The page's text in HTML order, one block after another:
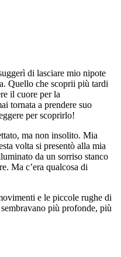
di lasciare mio nipote
Quello che scoprii più tardi
il cuore per la
tornata a prendere suo
per scoprirlo!
ma non insolito. Mia
volta si presentò alla mia
da un sorriso stanco
Ma c’era qualcosa di
e le piccole rughe di
più profonde, più